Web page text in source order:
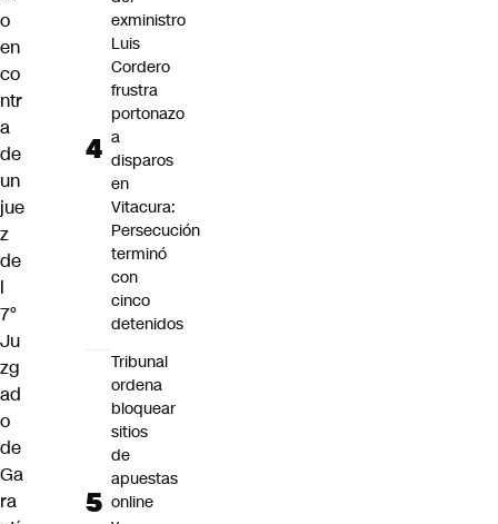
o
en
co
ntr
a
de
un
jue
z
de
l
7°
Ju
zg
ad
o
de
Ga
ra
exministro
Luis
Cordero
frustra
portonazo
a
disparos
en
Vitacura:
Persecución
terminó
con
cinco
detenidos
Tribunal
ordena
bloquear
sitios
de
apuestas
online